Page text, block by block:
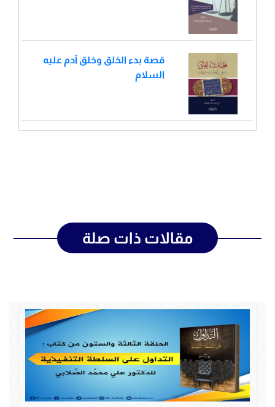
قصة بدء الخلق وخلق آدم عليه
السلام
مقالات ذات صلة